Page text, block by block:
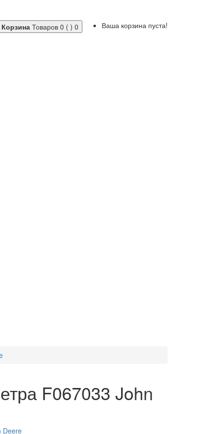
Корзина Товаров 0 ( ) 0 Ваша корзина пуста!
F067033 John
Deere